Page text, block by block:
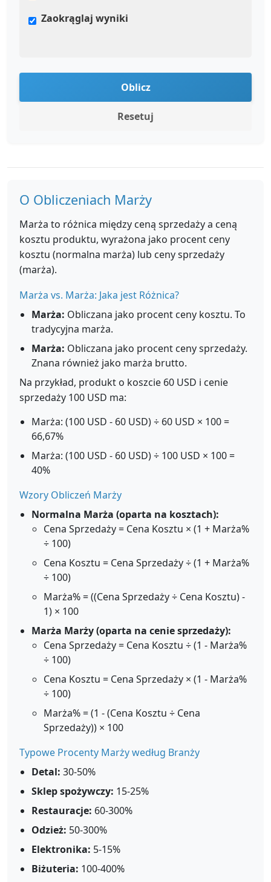
Zaokrąglaj wyniki
Oblicz
Resetuj
O Obliczeniach Marży
Marża to różnica między ceną sprzedaży a ceną
kosztu produktu, wyrażona jako procent ceny
kosztu (normalna marża) lub ceny sprzedaży
(marża).
Marża vs. Marża: Jaka jest Różnica?
Marża: Obliczana jako procent ceny kosztu. To
tradycyjna marża.
Marża: Obliczana jako procent ceny sprzedaży.
Znana również jako marża brutto.
Na przykład, produkt o koszcie 60 USD i cenie
sprzedaży 100 USD ma:
Marża: (100 USD - 60 USD) ÷ 60 USD × 100 =
66,67%
Marża: (100 USD - 60 USD) ÷ 100 USD × 100 =
40%
Wzory Obliczeń Marży
Normalna Marża (oparta na kosztach):
Cena Sprzedaży = Cena Kosztu × (1 + Marża%
÷ 100)
Cena Kosztu = Cena Sprzedaży ÷ (1 + Marża%
÷ 100)
Marża% = ((Cena Sprzedaży ÷ Cena Kosztu) -
1) × 100
Marża Marży (oparta na cenie sprzedaży):
Cena Sprzedaży = Cena Kosztu ÷ (1 - Marża%
÷ 100)
Cena Kosztu = Cena Sprzedaży × (1 - Marża%
÷ 100)
Marża% = (1 - (Cena Kosztu ÷ Cena
Sprzedaży)) × 100
Typowe Procenty Marży według Branży
Detal: 30-50%
Sklep spożywczy: 15-25%
Restauracje: 60-300%
Odzież: 50-300%
Elektronika: 5-15%
Biżuteria: 100-400%